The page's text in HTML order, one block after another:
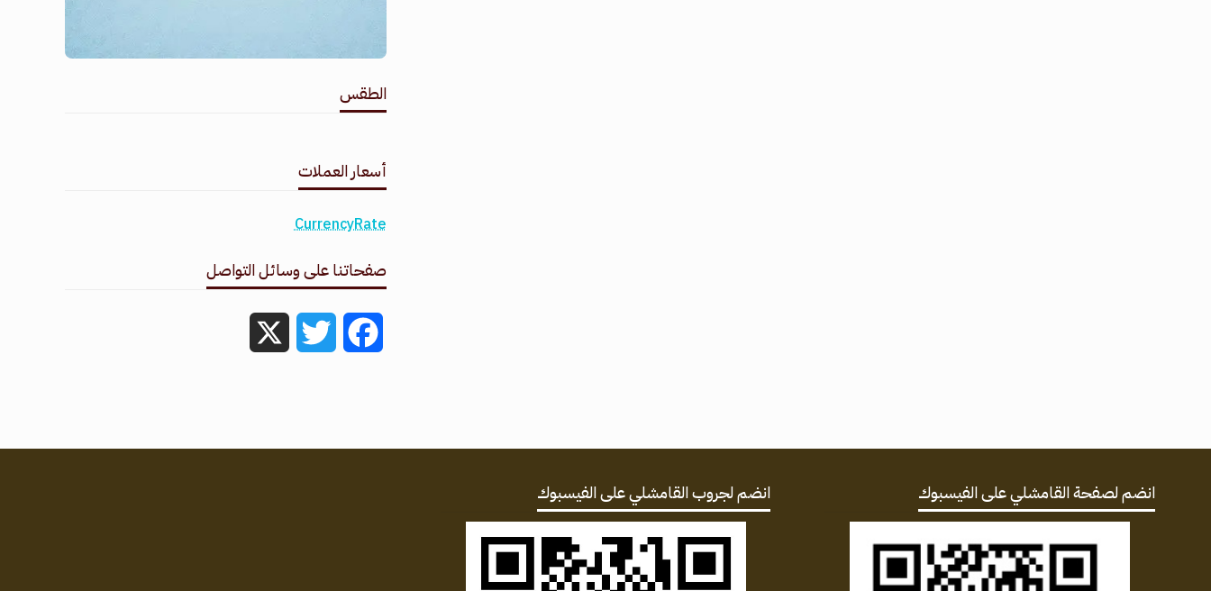
الطقس
أسعار العملات
CurrencyRate
صفحاتنا على وسائل التواصل
Facebook
Twitter
انضم لصفحة القامشلي على الفيسبوك انضم لجروب القامشلي على الفيسبوك